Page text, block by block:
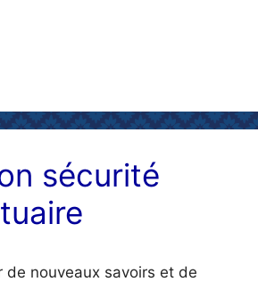
sécurité
de nouveaux savoirs et de